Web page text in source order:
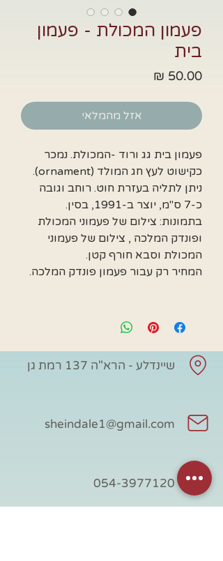
פעמון המכולת - פעמון
בית
אזל מהמלאי
פעמון בית גג ורוד -המכולת. נמכר
כקישוט לעץ חג המולד (ornament).
ניתן לתליה בעזרת חוט. רוחב וגובה
כ-7 ס"מ, יוצר ב-1991, בסין.
בתמונות: צילום של פעמוני המכולת
ופונדק המלכה , צילום של פעמוני
המכולת וסבא חורף קטן.
המחיר רק עבור פעמון פונדק המלכה.
שיינדלע - הרא"ה 137 רמת גן
sheindale1@gmail.com
054-3977120